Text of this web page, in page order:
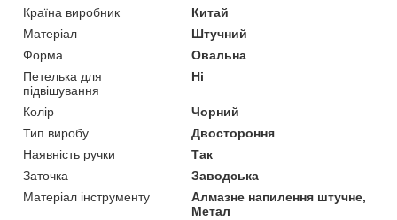
Країна виробник
Китай
Матеріал
Штучний
Форма
Овальна
Петелька для
підвішування
Ні
Колір
Чорний
Тип виробу
Двостороння
Наявність ручки
Так
Заточка
Заводська
Матеріал інструменту
Алмазне напилення штучне,
Метал